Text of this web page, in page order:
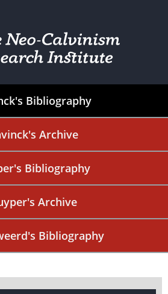
Bibliography
Archive
Bibliography
Archive
Bibliography